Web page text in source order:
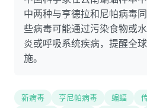
中两种与亨德拉和尼帕病毒
些病毒可能通过污染食物或
炎或呼吸系统疾病，提醒全
施。
新病毒 亨尼帕病毒 蝙蝠